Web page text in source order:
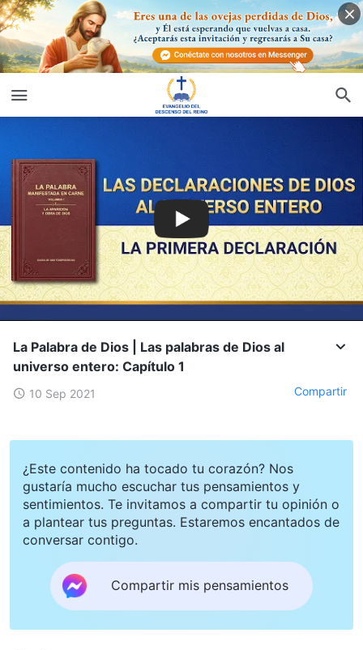
La Palabra de Dios | Las palabras de Dios al
universo entero: Capítulo 1
10 Sep 2021 Compartir
¿Este contenido ha tocado tu corazón? Nos
gustaría mucho escuchar tus pensamientos y
sentimientos. Te invitamos a compartir tu opinión o
a plantear tus preguntas. Estaremos encantados de
conversar contigo.
Compartir mis pensamientos